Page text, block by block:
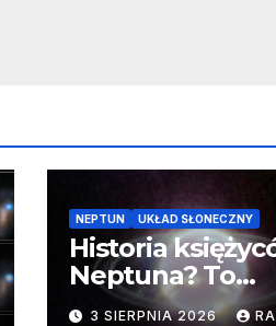
NEPTUN UKŁAD SŁONECZNY
Historia
Neptuna? To
skomplikowane
3 SIERPNIA 2026